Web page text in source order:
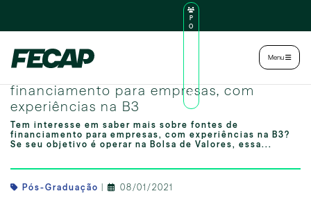
P
O
U
N
Menu
financiamento para empresas, com
experiências na B3
Tem interesse em saber mais sobre fontes de
financiamento para empresas, com experiências na B3?
Se seu objetivo é operar na Bolsa de Valores, essa...
Pós-Graduação 08/01/2021